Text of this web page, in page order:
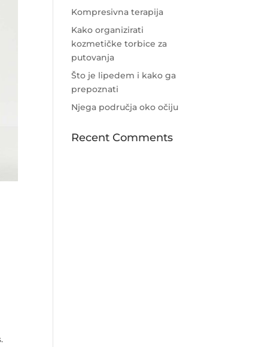
Kompresivna terapija
Kako organizirati
kozmetičke torbice za
putovanja
Što je lipedem i kako ga
prepoznati
Njega područja oko očiju
Recent Comments